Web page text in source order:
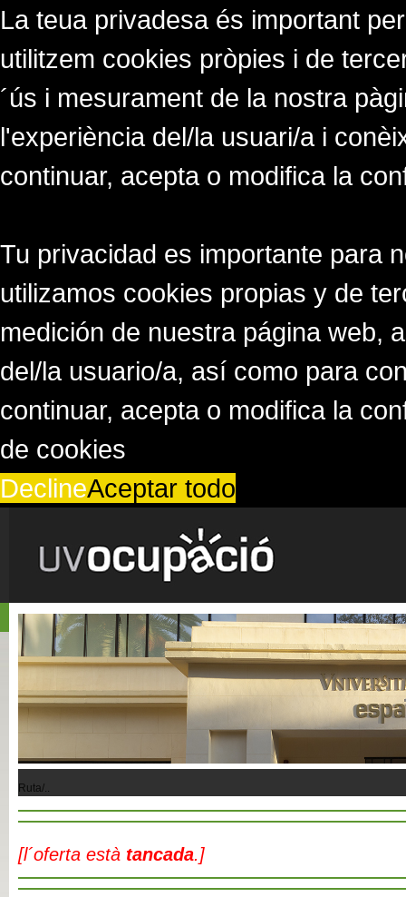
La teua privadesa és important
utilitzem cookies pròpies i de
´ús i mesurament de la nostra
l'experiència del/la usuari/a i
continuar, acepta o modifica la
Tu privacidad es importante para
utilizamos cookies propias y de
medición de nuestra página web,
del/la usuario/a, así como para
continuar, acepta o modifica la
de cookies
DeclineAceptar todo
Ruta/..
[l´oferta està tancada.]